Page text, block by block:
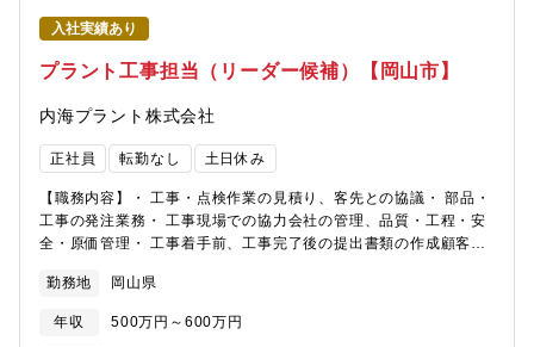
入社実績あり
プラント工事担当（リーダー候補）【岡山市】
内海プラント株式会社
正社員 転勤なし 土日休み
【職務内容】・ 工事・点検作業の見積り、客先との協議・ 部品・
工事の発注業務・ 工事現場での協力会社の管理、品質・工程・安
全・原価管理・ 工事着手前、工事完了後の提出書類の作成顧客第
持管理を行う業務【業務割合】業務全体のおよそ3/4は工事管理業
務、残る1/4はデクスワーク事務業務です。【出張】エリア：東は
京都、西は大分1週間～1ヶ月の長期出張あり【配属先情報】工務
勤務地 岡山県
年収 500万円～600万円